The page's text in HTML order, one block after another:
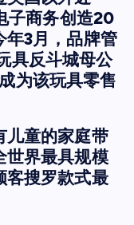
子商务创造20
年3月，品牌管
具反斗城母公
为该玩具零售
儿童的家庭带
世界最具规模
客搜罗款式最